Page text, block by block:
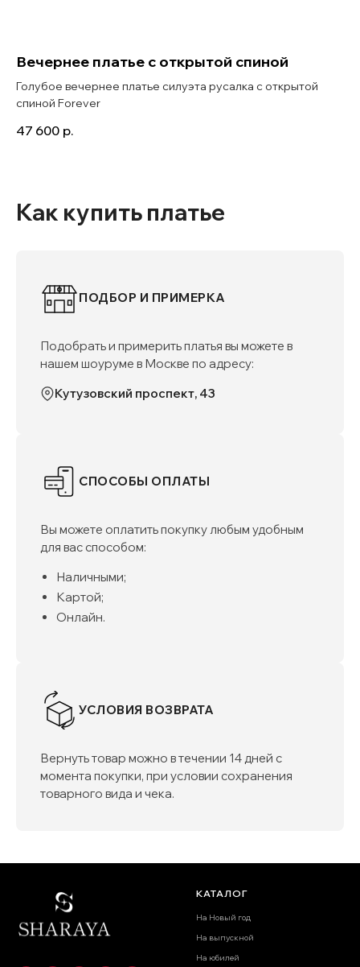
Вечернее платье с открытой спиной
Голубое вечернее платье силуэта русалка с открытой
спиной Forever
47 600 р.
Как купить платье
ПОДБОР И ПРИМЕРКА
Подобрать и примерить платья вы можете в
нашем шоуруме в Москве по адресу:
Кутузовский проспект, 43
СПОСОБЫ ОПЛАТЫ
Вы можете оплатить покупку любым удобным
для вас способом:
Наличными;
Картой;
Онлайн.
УСЛОВИЯ ВОЗВРАТА
Вернуть товар можно в течении 14 дней с
момента покупки, при условии сохранения
товарного вида и чека.
КАТАЛОГ
На Новый год
На выпускной
На юбилей